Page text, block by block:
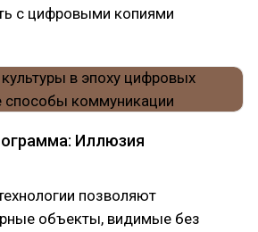
с цифровыми копиями
Иллюзия
позволяют
объекты, видимые без